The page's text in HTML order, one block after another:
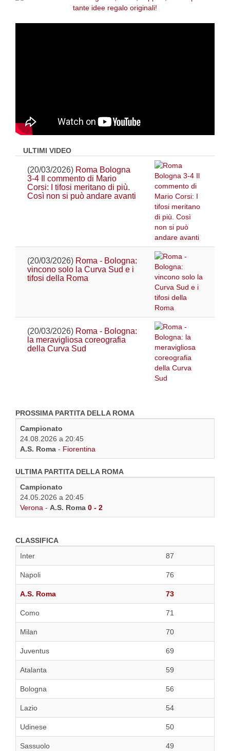
ULTIMI VIDEO
(20/03/2026) Roma Bologna
3-4 Il commento di Mario
Corsi: I tifosi meritano di più.
Così non si può andare avanti
(20/03/2026) Roma - Bologna:
vincono solo la Curva Sud e i
tifosi della Roma
(20/03/2026) Roma - Bologna:
la meravigliosa coreografia
della Curva Sud
PROSSIMA PARTITA DELLA ROMA
Campionato
24.08.2026 a 20:45
A.S. Roma - Fiorentina
ULTIMA PARTITA DELLA ROMA
Campionato
24.05.2026 a 20:45
Verona - A.S. Roma 0 - 2
CLASSIFICA
Inter
87
Napoli 76
A.S. Roma 73
Como 71
Milan 70
Juventus 69
Atalanta 59
Bologna 56
Lazio 54
Udinese 50
Sassuolo 49